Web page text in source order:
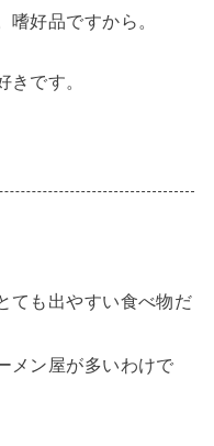
嗜好品ですから。
です。
ても出やすい食べ物だ
メン屋が多いわけで